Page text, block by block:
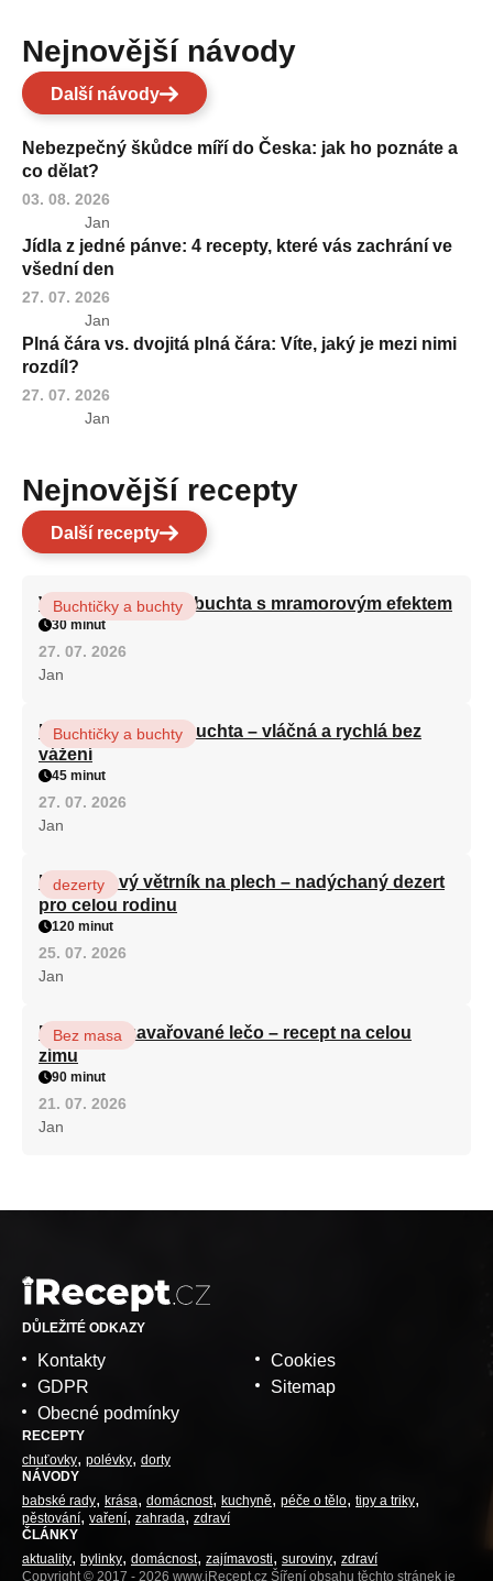
Nejnovější návody
Další návody
Nebezpečný škůdce míří do Česka: jak ho poznáte a
co dělat?
03. 08. 2026
Jan
Jídla z jedné pánve: 4 recepty, které vás zachrání ve
všední den
27. 07. 2026
Jan
Plná čára vs. dvojitá plná čára: Víte, jaký je mezi nimi
rozdíl?
27. 07. 2026
Jan
Nejnovější recepty
Další recepty
Vláčná olejová litá buchta s mramorovým efektem
Buchtičky a buchty
30 minut
27. 07. 2026
Jan
Hrnková maková buchta – vláčná a rychlá bez
vážení
Buchtičky a buchty
45 minut
27. 07. 2026
Jan
Karamelový větrník na plech – nadýchaný dezert
pro celou rodinu
dezerty
120 minut
25. 07. 2026
Jan
Babiččino zavařované lečo – recept na celou
zimu
Bez masa
90 minut
21. 07. 2026
Jan
DŮLEŽITÉ ODKAZY
Kontakty
GDPR
Obecné podmínky
Cookies
Sitemap
RECEPTY
chuťovky polévky dorty
NÁVODY
babské rady
krása domácnost kuchyně péče o tělo tipy a triky
pěstování vaření zahrada zdraví
ČLÁNKY
aktuality
bylinky domácnost zajímavosti suroviny zdraví
Copyright © 2017 - 2026 www.iRecept.cz Šíření obsahu těchto stránek je